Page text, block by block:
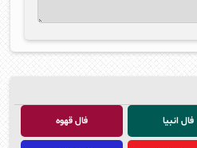
فال انبیا فال قهوه